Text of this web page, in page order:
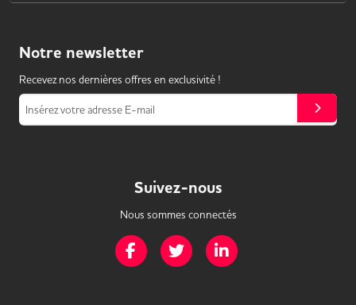
Notre newsletter
Recevez nos dernières offres en exclusivité !
Insérez votre adresse E-mail
Suivez-nous
Nous sommes connectés
Page Facebook de Mission Handicap
Page Twitter de Mission Handicap